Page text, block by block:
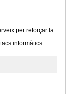
per reforçar la
informàtics.